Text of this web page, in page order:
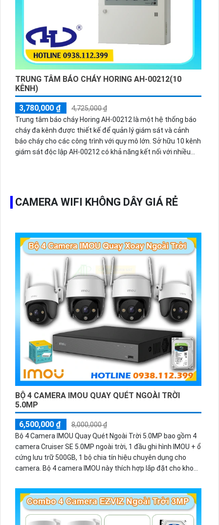
TRUNG TÂM BÁO CHÁY HORING AH-00212(10
KÊNH)
3,780,000 ₫
4,725,000 ₫
Trung tâm báo cháy Horing AH-00212 là một hệ thống báo
cháy đa kênh được thiết kế để quản lý giám sát và cảnh
báo cháy cho các công trình với quy mô lớn. Sở hữu 10 kênh
giám sát độc lập AH-00212 có khả năng kết nối với nhiều
CAMERA WIFI KHÔNG DÂY GIÁ RẺ
BỘ 4 CAMERA IMOU QUAY QUÉT NGOÀI TRỜI
5.0MP
6,500,000 ₫
8,000,000 ₫
Bộ 4 Camera IMOU Quay Quét Ngoài Trời 5.0MP bao gồm 4
camera Cruiser SE 5.0MP ngoài trời, 1 đầu ghi hình IMOU + ổ
cứng lưu trữ 500GB, 1 bộ chia tín hiệu chuyên dụng cho
camera. Bộ 4 camera IMOU này thích hợp lắp đặt cho kho
trời.